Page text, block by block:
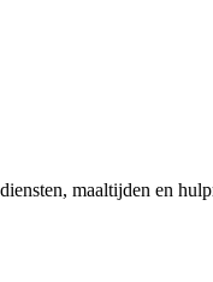
maaltijden en